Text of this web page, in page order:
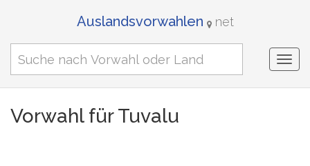
Auslandsvorwahlen net
Vorwahl für Tuvalu